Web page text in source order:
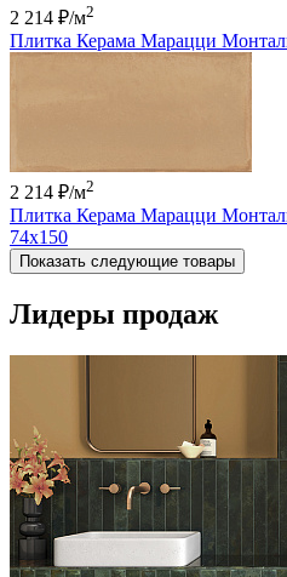
2 214 ₽/м2
Плитка Керама Марацци
2 214 ₽/м2
Плитка Керама Марацци
74x150
Показать следующие товары
Лидеры продаж